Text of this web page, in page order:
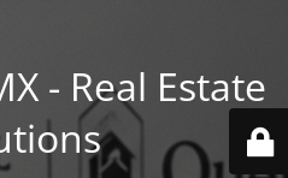
- Real Estate